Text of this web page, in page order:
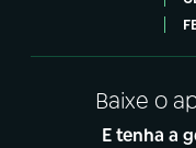
Baixe o
E tenha a